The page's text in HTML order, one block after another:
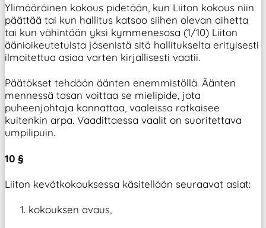
Ylimääräinen kokous pidetään, kun Liiton kokous niin
päättää tai kun hallitus katsoo siihen olevan aihetta
tai kun vähintään yksi kymmenesosa (1/10) Liiton
äänioikeutetuista jäsenistä sitä hallitukselta erityisesti
ilmoitettua asiaa varten kirjallisesti vaatii.
Päätökset tehdään äänten enemmistöllä. Äänten
mennessä tasan voittaa se mielipide, jota
puheenjohtaja kannattaa, vaaleissa ratkaisee
kuitenkin arpa. Vaadittaessa vaalit on suoritettava
umpilipuin.
10 §
Liiton kevätkokouksessa käsitellään seuraavat asiat:
kokouksen avaus,